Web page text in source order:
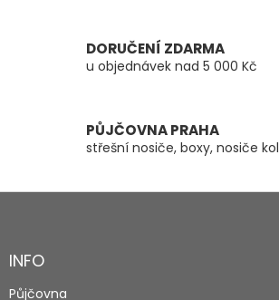
DORUČENÍ ZDARMA
u objednávek nad 5 000 Kč
PŮJČOVNA PRAHA
střešní nosiče, boxy, nosiče kol
Z
aINFO
Půjčovna